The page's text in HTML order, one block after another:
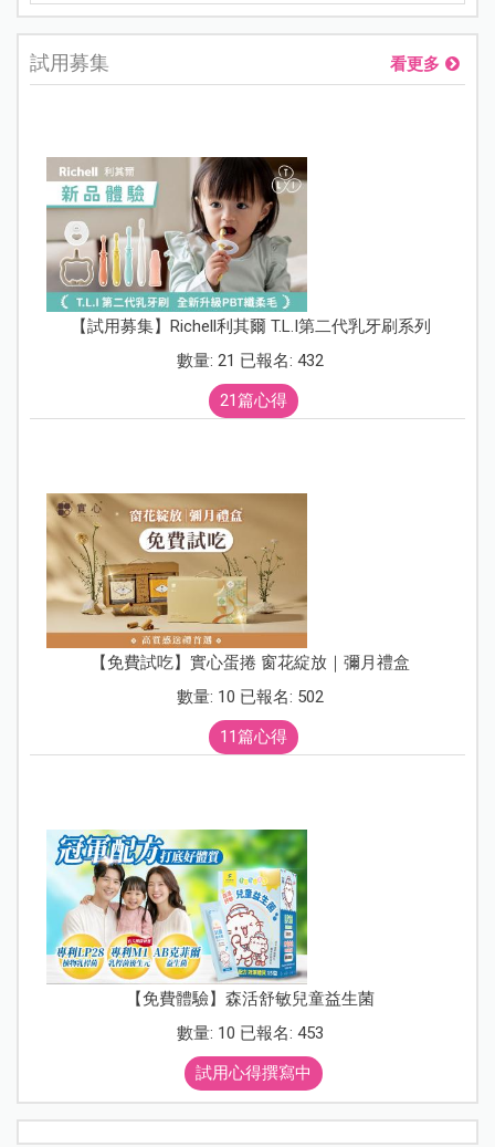
試用募集 看更多
【試用募集】Richell利其爾 T.L.I第二代乳牙刷系列
數量: 21 已報名: 432
21篇心得
【免費試吃】實心蛋捲 窗花綻放｜彌月禮盒
數量: 10 已報名: 502
11篇心得
【免費體驗】森活舒敏兒童益生菌
數量: 10 已報名: 453
試用心得撰寫中